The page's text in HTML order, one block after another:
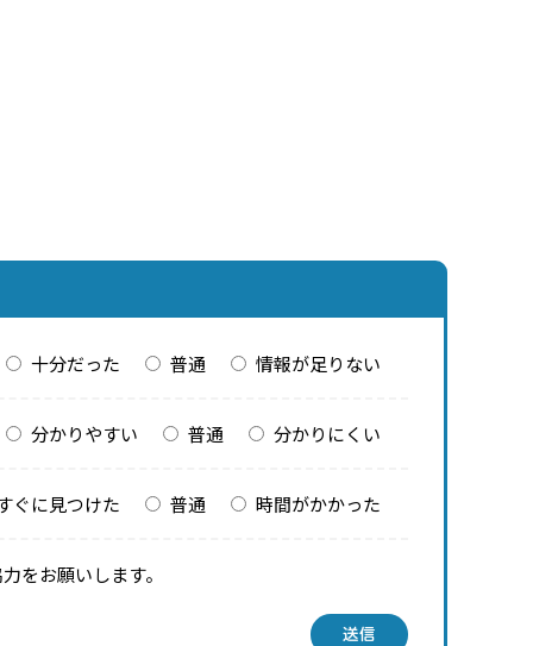
十分だった 普通 情報が足りない
分かりやすい 普通 分かりにくい
ぐに見つけた 普通 時間がかかった
をお願いします。
送信